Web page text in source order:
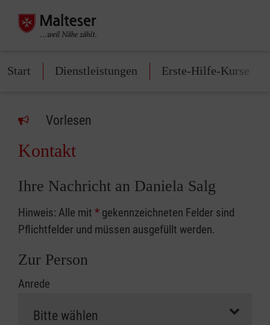
Start Dienstleistungen Erste-Hilfe-Kurse
Vorlesen
Kontakt
Ihre Nachricht an Daniela Salg
Hinweis: Alle mit * gekennzeichneten Felder sind
Pflichtfelder und müssen ausgefüllt werden.
Zur Person
Anrede